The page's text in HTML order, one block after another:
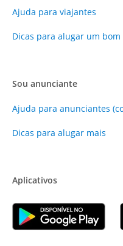
Ajuda para viajantes
Dicas para alugar um bom
Sou anunciante
Ajuda para anunciantes
Dicas para alugar mais
Aplicativos